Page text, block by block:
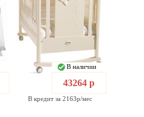
В наличии
43264 р
В кредит за 2163р/мес